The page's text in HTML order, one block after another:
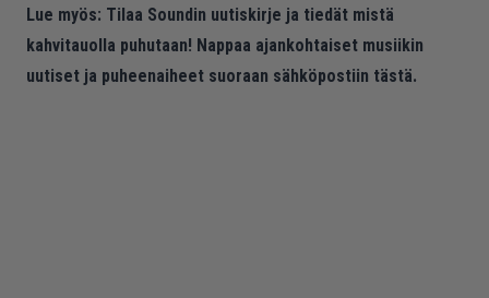
Lue myös: Tilaa Soundin uutiskirje ja tiedät mistä
kahvitauolla puhutaan! Nappaa ajankohtaiset musiikin
uutiset ja puheenaiheet suoraan sähköpostiin tästä.